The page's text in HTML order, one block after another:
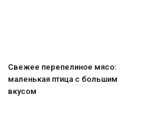
Свежее перепелиное мясо:
маленькая птица с большим
вкусом